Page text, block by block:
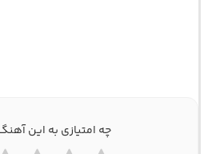
چه امتیازی به این